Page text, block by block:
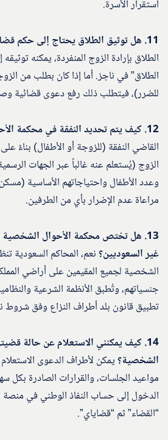
استقرار الأسرة.
11. هل توثيق الطلاق يحتاج إلى حكم قضائي من المحكمة؟
الطلاق بإرادة الزوج المنفردة، يمكنه
الطلاق” في ناجز. أما إذا كان بطلب من
للضرر)، فيتطلب ذلك رفع دعوى قضائية
12. كيف يتم تحديد النفقة في محكمة الأحوال الشخصية؟
القاضي النفقة (للزوجة أو الأطفال) بناءً
الزوج (يُستعلم عنه غالباً عبر الجهات
وعدد الأطفال واحتياجاتهم الأساسية
مراعاة عدم الإضرار بأي من الطرفين.
13. هل تختص محكمة الأحوال الشخصية
غير السعوديين؟نعم، المحاكم السعودية
الشخصية لجميع المقيمين على أراضي
جنسياتهم، وتُطبق الأنظمة الشرعية
تطبيق قانون بلد أطراف النزاع وفق شروط
14. كيف يمكنني الاستعلام عن حالة
الشخصية؟يمكن لأطراف الدعوى
مواعيد الجلسات، والقرارات الصادرة
الدخول إلى حساب النفاذ الوطني في منصة
“القضاء” ثم “قضاياي”.